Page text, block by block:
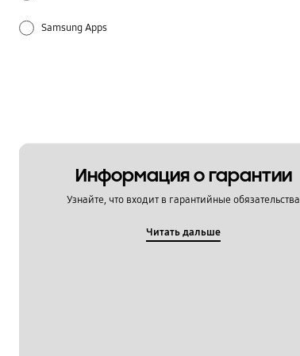
Samsung Apps
Настройка
Питание / Зарядка
Спецификации / Функции
Информация о гарантии
Узнайте, что входит в гарантийные обязательства
Читать дальше